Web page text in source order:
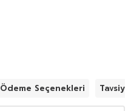
Ödeme Seçenekleri